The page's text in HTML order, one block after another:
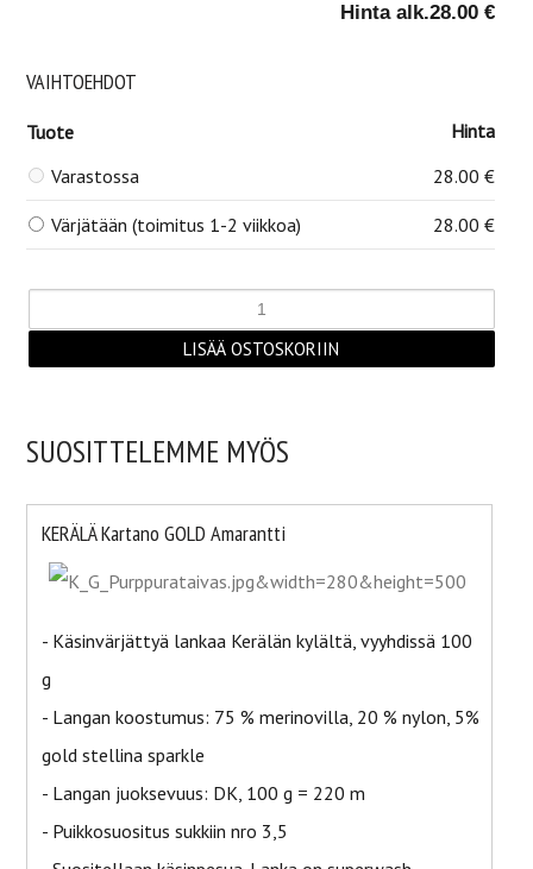
Hinta alk.28.00 €
VAIHTOEHDOT
Tuote
Hinta
Varastossa
28.00 €
Värjätään (toimitus 1-2 viikkoa) 28.00 €
SUOSITTELEMME MYÖS
KERÄLÄ Kartano GOLD Amarantti
- Käsinvärjättyä lankaa Kerälän kylältä, vyyhdissä 100
g
- Langan koostumus: 75 % merinovilla, 20 % nylon, 5%
gold stellina sparkle
- Langan juoksevuus: DK, 100 g = 220 m
- Puikkosuositus sukkiin nro 3,5